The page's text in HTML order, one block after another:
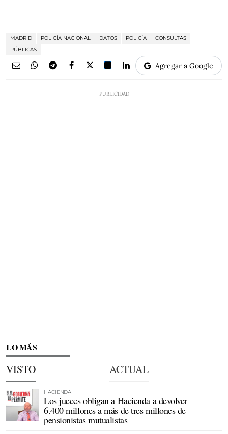
MADRID POLICÍA NACIONAL DATOS POLICÍA
CONSULTAS
PÚBLICAS
Agregar a Google
LO MÁS
VISTO ACTUAL
HACIENDA
Los jueces obligan a Hacienda a devolver
6.400 millones a más de tres millones de
pensionistas mutualistas